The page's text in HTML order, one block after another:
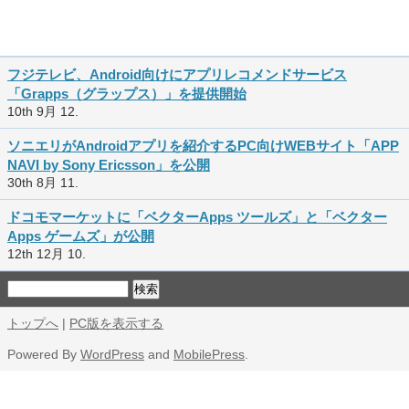
フジテレビ、Android向けにアプリレコメンドサービス
「Grapps（グラップス）」を提供開始
10th 9月 12.
ソニエリがAndroidアプリを紹介するPC向けWEBサイト「APP
NAVI by Sony Ericsson」を公開
30th 8月 11.
ドコモマーケットに「ベクターApps ツールズ」と「ベクター
Apps ゲームズ」が公開
12th 12月 10.
トップへ | PC版を表示する
Powered By WordPress and MobilePress